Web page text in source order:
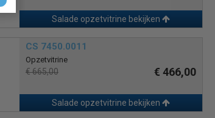
Salade opzetvitrine bekijken
CS 7450.0011
Opzetvitrine
€ 665,00 € 466,00
Salade opzetvitrine bekijken